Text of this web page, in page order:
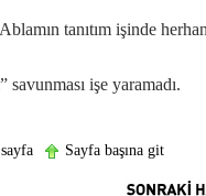
tanıtım işinde
savunması işe yaramadı.
Sayfa başına git